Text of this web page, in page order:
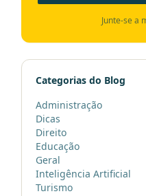
Junte-se a
Categorias do Blog
Administração
Dicas
Direito
Educação
Geral
Inteligência Artificial
Turismo